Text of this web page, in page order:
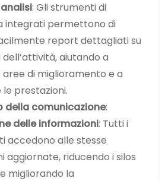
: Gli strumenti di
integrati permettono di
report dettagliati su
aiutando a
di miglioramento e a
prestazioni.
della comunicazione:
delle informazioni: Tutti i
accedono alle stesse
aggiornate, riducendo i silos
migliorando la